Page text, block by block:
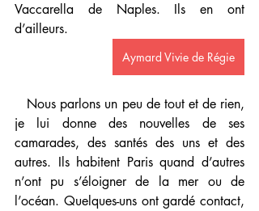
Vaccarella de Naples. Ils en ont
d’ailleurs.
Aymard Vivie de Régie
je lui donne des nouvelles de ses
camarades, des santés des uns et des
autres. Ils habitent Paris quand d’autres
n’ont pu s’éloigner de la mer ou de
l’océan. Quelques-uns ont gardé contact,